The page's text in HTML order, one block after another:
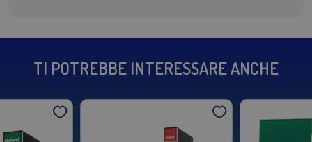
TI POTREBBE INTERESSARE ANCHE